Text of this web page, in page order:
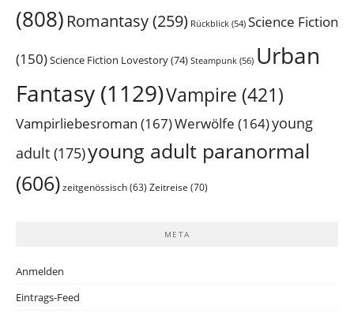
(808) Romantasy(259) Rückblick (54) Science Fiction
(150)Science Fiction Lovestory(74) Steampunk (56) Urban
Fantasy (1129)Vampire (421)
Vampirliebesroman (167)Werwölfe (164)young
adult (175)young adult paranormal
(606) zeitgenössisch (63) Zeitreise (70)
META
Anmelden
Eintrags-Feed